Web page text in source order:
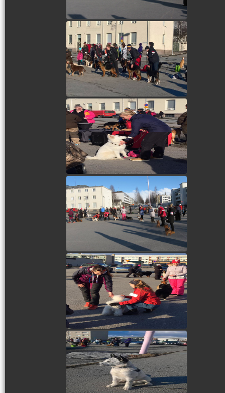
view picture
view picture
view picture
view picture
view picture